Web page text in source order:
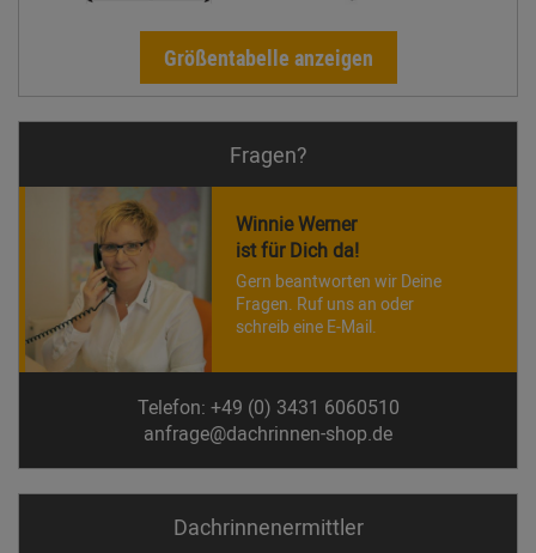
Größentabelle anzeigen
Fragen?
Winnie Werner
ist für Dich da!
Gern beantworten wir Deine
Fragen. Ruf uns an oder
schreib eine E-Mail.
Telefon: +49 (0) 3431 6060510
anfrage@dachrinnen-shop.de
Dachrinnen­ermittler